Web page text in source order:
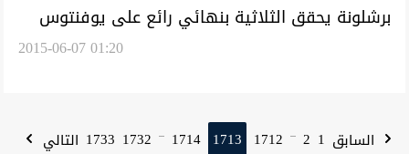
برشلونة يحقق الثلاثية بنهائي رائع على يوفنتوس
2015-06-07 01:20
السابق 1
2
...
1712
1713
1714
...
1732
1733 التالي